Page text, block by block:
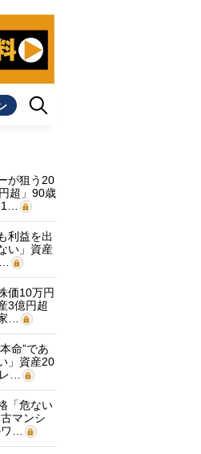
が狙う20
超」90歳
利益を出
い」資産
価10万円
3億円超
…
命”であ
」資産20
…
「危ない
マンシ
…